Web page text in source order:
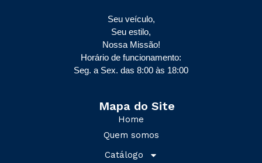
Seu veículo,
Seu estilo,
Nossa Missão!
Horário de funcionamento:
Seg. a Sex. das 8:00 às 18:00
Mapa do Site
Home
Quem somos
Catálogo